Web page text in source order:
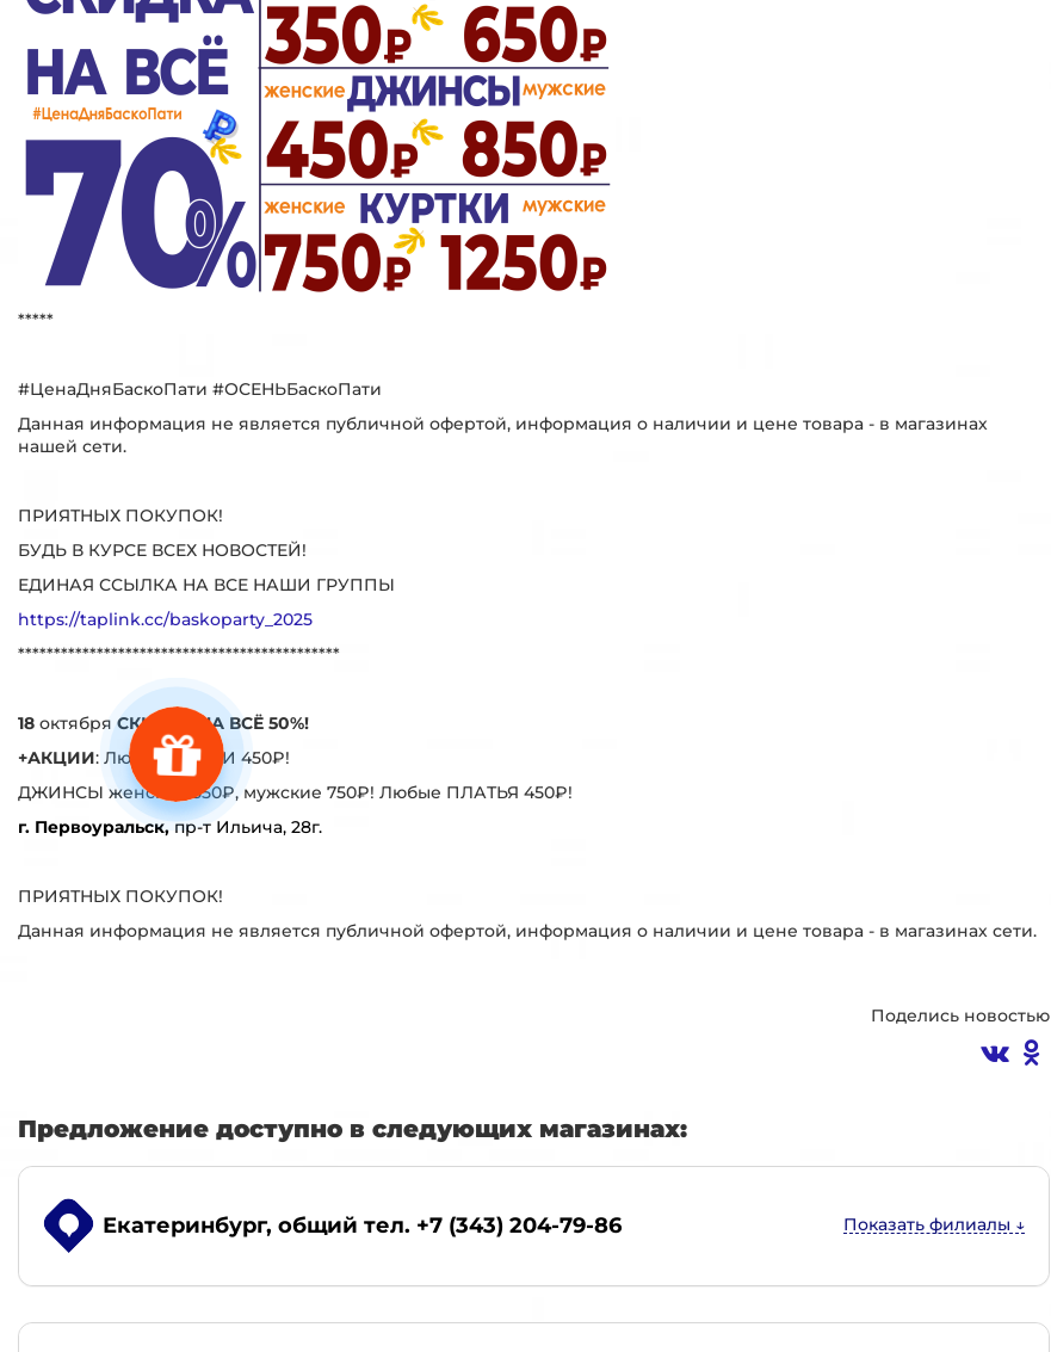
*****
#ЦенаДняБаскоПати #ОСЕНЬБаскоПати
Данная информация не является публичной офертой, информация о наличии и цене товара - в магазинах
нашей сети.
ПРИЯТНЫХ ПОКУПОК!
БУДЬ В КУРСЕ ВСЕХ НОВОСТЕЙ!
ЕДИНАЯ ССЫЛКА НА ВСЕ НАШИ ГРУППЫ
https://taplink.cc/baskoparty_2025
*********************************************
18 октября СКИДКА НА ВСЁ 50%!
+АКЦИИ: Любые СУМКИ 450₽!
ДЖИНСЫ женские 550₽, мужские 750₽! Любые ПЛАТЬЯ 450₽!
г. Первоуральск,пр-т Ильича, 28г.
ПРИЯТНЫХ ПОКУПОК!
Данная информация не является публичной офертой, информация о наличии и цене товара - в магазинах сети.
Поделись новостью
Предложение доступно в следующих магазинах:
Екатеринбург, общий тел. +7 (343) 204-79-86